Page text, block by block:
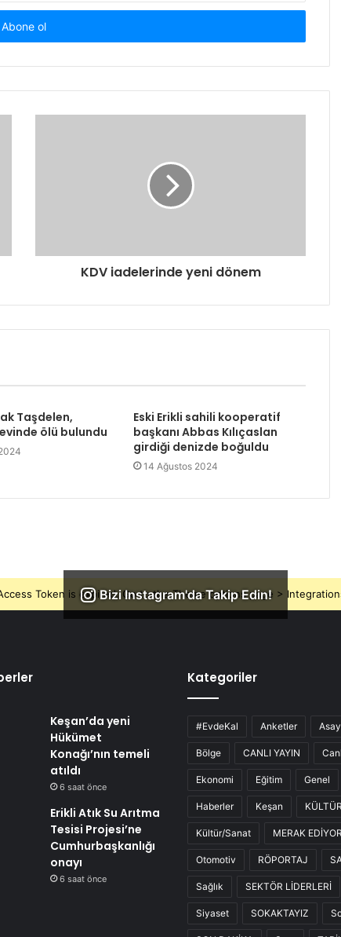
KDV iadelerinde yeni dönem
Taşdelen,
ölü bulundu
Eski Erikli sahili kooperatif
başkanı Abbas Kılıçaslan
girdiği denizde boğuldu
14 Ağustos 2024
Bizi Instagram'da Takip Edin!
Token is expired, Go to the Theme options page >
Keşan’da yeni
Hükümet
Konağı’nın temeli
atıldı
6 saat önce
Erikli Atık Su Arıtma
Tesisi Projesi’ne
Cumhurbaşkanlığı
onayı
6 saat önce
Kategoriler
#EvdeKal Anketler
Bölge CANLI YAYIN
Ekonomi Eğitim Genel
Haberler Keşan KÜLTÜR
Kültür/Sanat MERAK
Otomotiv RÖPORTAJ
Sağlık SEKTÖR LİDERLERİ
Siyaset SOKAKTAYIZ